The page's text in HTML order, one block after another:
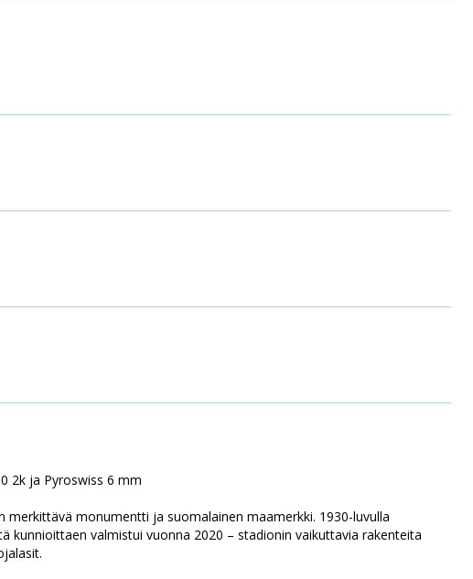
2k ja Pyroswiss 6 mm
merkittävä monumentti ja suomalainen maamerkki. 1930-luvulla
kunnioittaen valmistui vuonna 2020 – stadionin vaikuttavia rakenteita